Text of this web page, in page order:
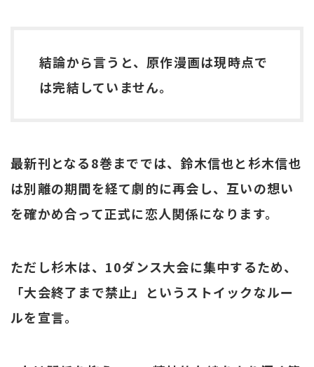
結論から言うと、原作漫画は現時点で
は完結していません。
最新刊となる8巻まででは、鈴木信也と杉木信也
は別離の期間を経て劇的に再会し、互いの想い
を確かめ合って正式に恋人関係になります。
ただし杉木は、10ダンス大会に集中するため、
「大会終了まで禁止」というストイックなルー
ルを宣言。